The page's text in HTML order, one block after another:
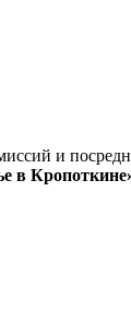
и
в